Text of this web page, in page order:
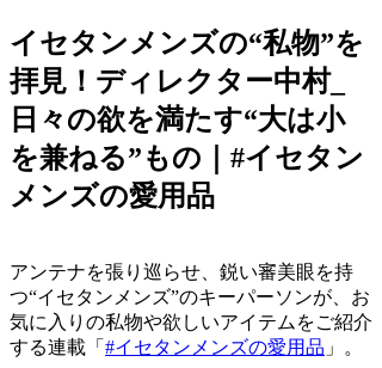
イセタンメンズの“私物”を
拝見！ディレクター中村_
日々の欲を満たす“大は小
を兼ねる”もの｜#イセタン
メンズの愛用品
アンテナを張り巡らせ、鋭い審美眼を持
つ“イセタンメンズ”のキーパーソンが、お
気に入りの私物や欲しいアイテムをご紹介
する連載「 #イセタンメンズの愛用品 」。